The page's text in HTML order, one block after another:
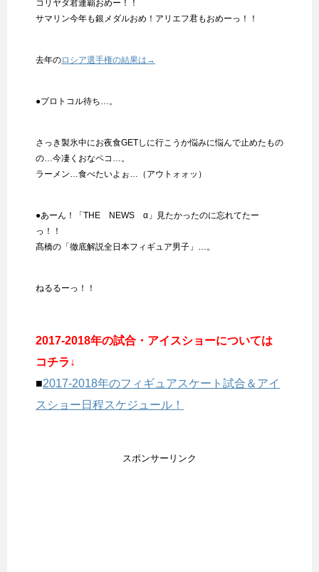
コリヤダ君連覇おめー！！
サマリン今年も銀メダルおめ！アリエフ君もおめーっ！！
去年のロシア選手権の結果は→
●プロトコル待ち…。
さっき製氷中にお夜食GETしに行こうか悩みに悩んで止めたもの
の…今凄くおなペコ…。
ラーメン…食べたいよぉ…（アウトォォッ）
●あーん！「THE NEWS α」見たかったのに忘れてたー
っ！！
髙橋の「徹底解説全日本フィギュア男子」…。
ねるるーっ！！
2017-2018年の試合・アイスショーについては
コチラ↓
■2017-2018年のフィギュアスケート試合＆アイ
スショー日程スケジュール！
スポンサーリンク